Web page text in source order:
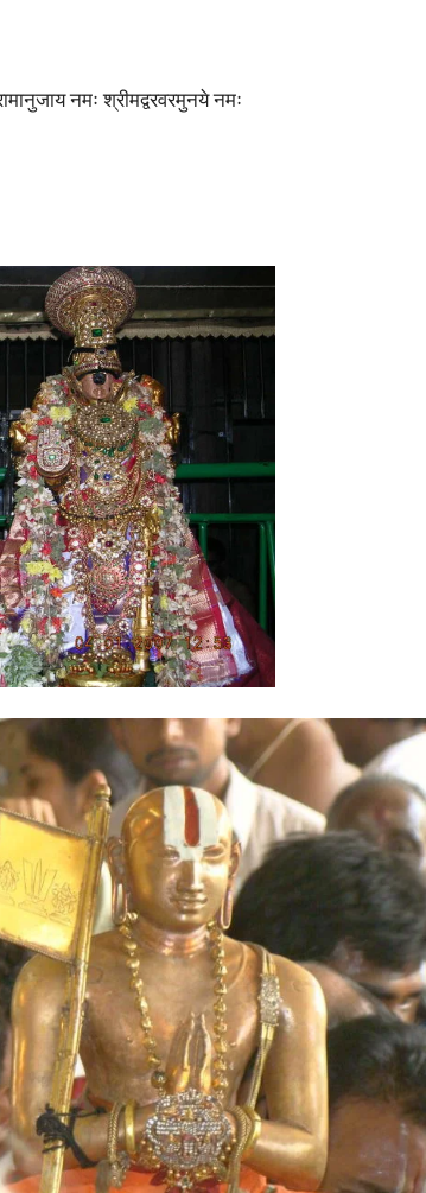
नमः श्रीमद्वरवरमुनये नमः